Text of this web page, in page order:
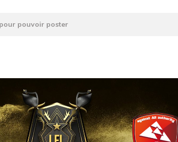
pour pouvoir poster